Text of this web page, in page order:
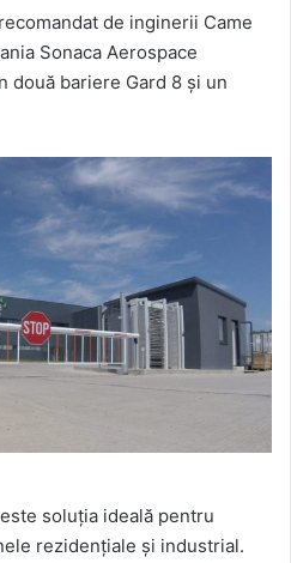
de inginerii Came
Sonaca Aerospace
două bariere Gard 8 și un
soluția ideală pentru
rezidențiale și industrial.